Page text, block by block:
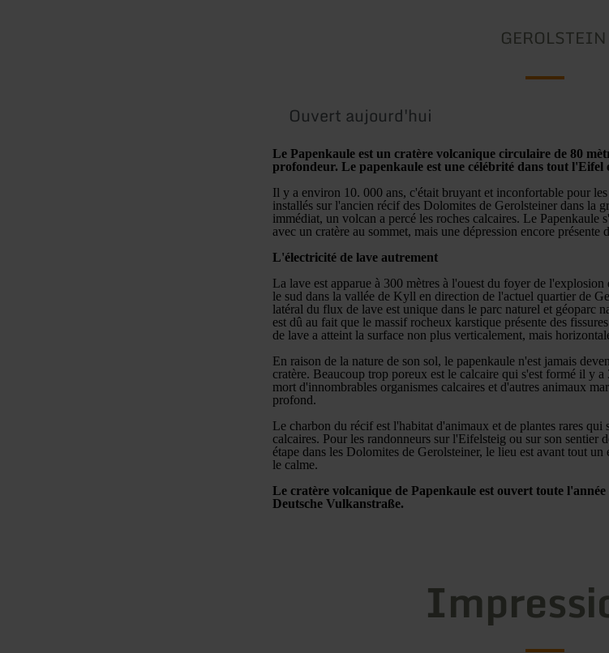
GEROLSTEIN
Ouvert aujourd'hui
Le Papenkaule est un cratère volcanique circulaire de 80
profondeur. Le papenkaule est une célébrité dans tout l'Eifel
Il y a environ 10. 000 ans, c'était bruyant et inconfortable pour
installés sur l'ancien récif des Dolomites de Gerolsteiner dans la
immédiat, un volcan a percé les roches calcaires. Le Papenkaule
avec un cratère au sommet, mais une dépression encore présente
L'électricité de lave autrement
La lave est apparue à 300 mètres à l'ouest du foyer de
le sud dans la vallée de Kyll en direction de l'actuel quartier de
latéral du flux de lave est unique dans le parc naturel et géoparc
est dû au fait que le massif rocheux karstique présente des
de lave a atteint la surface non plus verticalement, mais
En raison de la nature de son sol, le papenkaule n'est jamais
cratère. Beaucoup trop poreux est le calcaire qui s'est formé il y
mort d'innombrables organismes calcaires et d'autres animaux
profond.
Le charbon du récif est l'habitat d'animaux et de plantes rares qui
calcaires. Pour les randonneurs sur l'Eifelsteig ou sur son sentier
étape dans les Dolomites de Gerolsteiner, le lieu est avant tout
le calme.
Le cratère volcanique de Papenkaule est ouvert toute
Deutsche Vulkanstraße.